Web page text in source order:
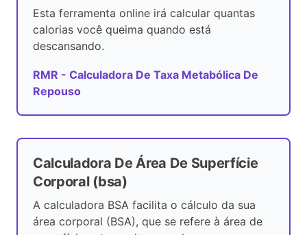
Esta ferramenta online irá calcular quantas
calorias você queima quando está
descansando.
RMR - Calculadora De Taxa Metabólica De
Repouso
Calculadora De Área De Superfície
Corporal (bsa)
A calculadora BSA facilita o cálculo da sua
área corporal (BSA), que se refere à área de